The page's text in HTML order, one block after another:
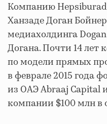
Компанию
Ханзаде Доган
медиахолдинга
Догана. Почти 14 лет
по модели прямых
в феврале 2015 года
из ОАЭ Abraaj Capital
компании $100 млн в